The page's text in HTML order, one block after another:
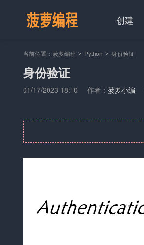
创建
当前位置： 菠萝编程 > Python > 身份验证
身份验证
01/17/2023 18:10 作者： 菠萝小编